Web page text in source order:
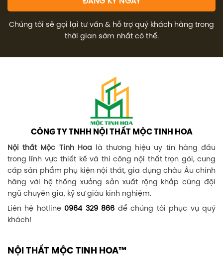
Chúng tôi sẽ gọi lại tư vấn & hỗ trợ quý khách hàng trong
thời gian sớm nhất có thể.
CÔNG TY TNHH NỘI THẤT MỘC TINH HOA
Nội thất Mộc Tinh Hoalà thương hiệu uy tín hàng đầu
trong lĩnh vực thiết kế và thi công nội thất trọn gói, cung
cấp sản phẩm phụ kiện nội thất, gia dụng châu Âu chính
hãng với hệ thống xưởng sản xuất rộng khắp cùng đội
ngũ chuyên gia, kỹ sư giàu kinh nghiệm.
Liên hệ hotline 0964 329 866 để chúng tôi phục vụ quý
khách!
NỘI THẤT MỘC TINH HOA™